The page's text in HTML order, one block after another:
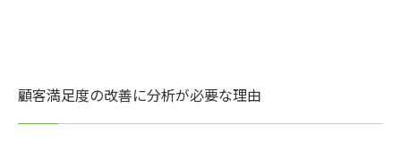
顧客満足度の改善に分析が必要な理由